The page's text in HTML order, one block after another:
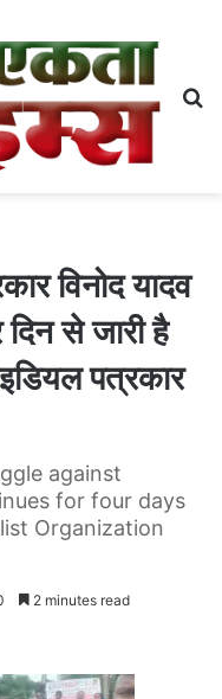
विनोद यादव
दिन से जारी है
पत्रकार
against
for four days
Organization
2 minutes read